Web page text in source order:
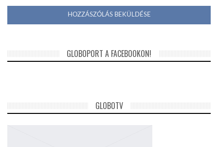
GLOBOPORT A FACEBOOKON!
GLOBOTV